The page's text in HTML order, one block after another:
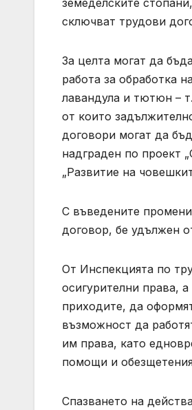
сключват трудови
За целта могат да
работа за обработка
лавандула и тютюн –
от които
договори могат да
надграден по проект
„Развитие на
С въведените
договор, бе удължен
От Инспекцията по
осигурителни права,
приходите, да
възможност да
им права, като
помощи и
Спазването на